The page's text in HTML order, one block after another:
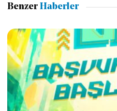
Benzer Haberler